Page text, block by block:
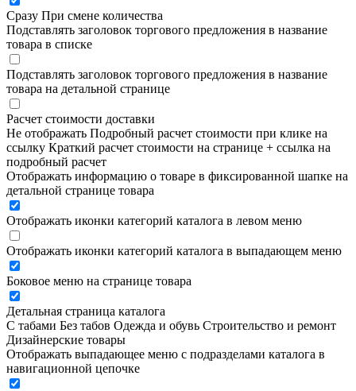
Сразу При смене количества
Подставлять заголовок торгового предложения в название
товара в списке
Подставлять заголовок торгового предложения в название
товара на детальной странице
Расчет стоимости доставки
Не отображать Подробный расчет стоимости при клике на
ссылку Краткий расчет стоимости на странице + ссылка на
подробный расчет
Отображать информацию о товаре в фиксированной шапке на
детальной странице товара
Отображать иконки категорий каталога в левом меню
Отображать иконки категорий каталога в выпадающем меню
Боковое меню на странице товара
Детальная страница каталога
С табами Без табов Одежда и обувь Строительство и ремонт
Дизайнерские товары
Отображать выпадающее меню с подразделами каталога в
навигационной цепочке